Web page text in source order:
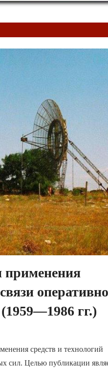
применения
гг.)
средств и технологий
сил. Целью публикации